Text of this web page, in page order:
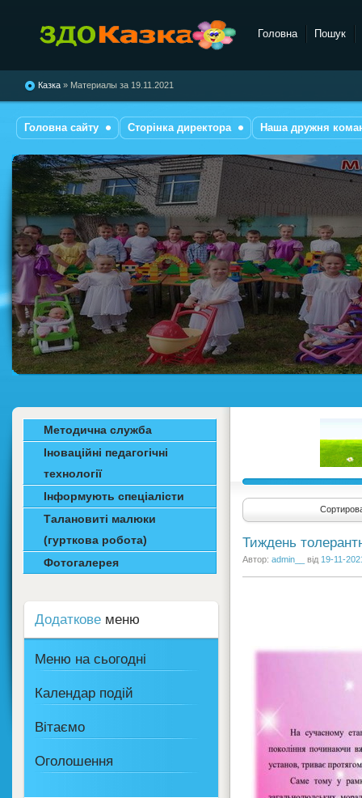
"Казка"
Головна Пошук
Казка » Материалы за 19.11.2021
Головна сайту Сторінка директора Наша дружня
Тиждень
Автор: admin__ від 19-11-
Методична служба
Іноваційні педагогічні
технології
Інформують спеціалісти
Талановиті малюки
(гурткова робота)
Фотогалерея
Додаткове меню
Меню на сьогодні
Календар подій
Вітаємо
Оголошення